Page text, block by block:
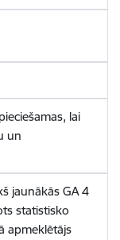
lai
un
jaunākās GA 4
statistisko
apmeklētājs